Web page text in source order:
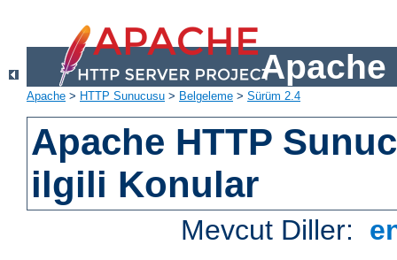
Apache
Apache > HTTP Sunucusu > Belgeleme > Sürüm 2.4
Apache HTTP
ilgili Konular
Mevcut Diller: